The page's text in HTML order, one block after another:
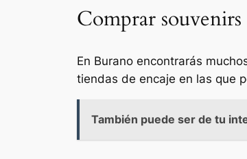
Comprar souvenirs
En Burano encontrarás
tiendas de encaje en las que
También puede ser de tu